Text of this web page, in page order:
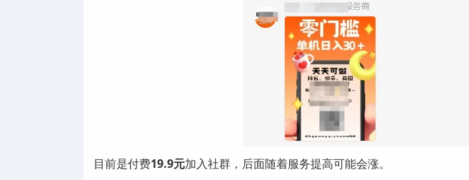
目前是付费19.9元加入社群，后面随着服务提高可能会涨。